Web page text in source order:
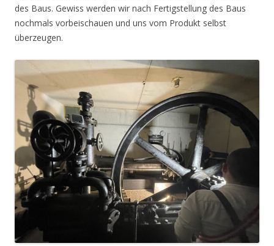
des Baus. Gewiss werden wir nach Fertigstellung des Baus
nochmals vorbeischauen und uns vom Produkt selbst
überzeugen.